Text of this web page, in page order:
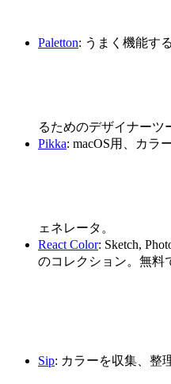
Paletton: うまく機能す
るためのデザイナーツ
Pikka: macOS用、カラ
ェネレータ。
React Color: Sketch,
のコレクション。無料
Sip: カラーを収集、整